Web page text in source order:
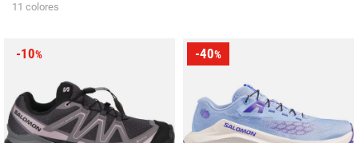
11 colores
-10% -40%